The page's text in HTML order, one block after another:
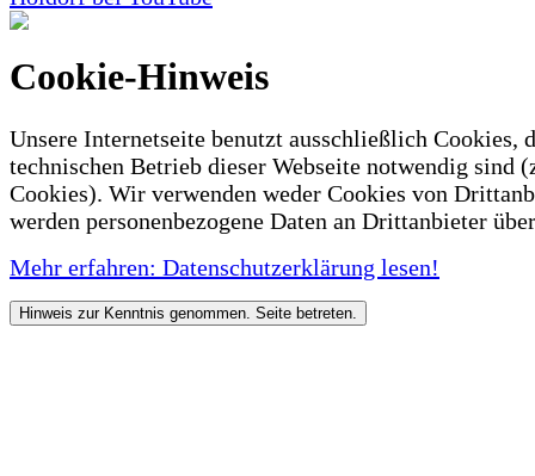
Cookie-Hinweis
Unsere Internetseite benutzt ausschließlich Cookies,
technischen Betrieb dieser Webseite notwendig sind
Cookies). Wir verwenden weder Cookies von
werden personenbezogene Daten an Drittanbieter
Mehr erfahren: Datenschutzerklärung lesen!
Hinweis zur Kenntnis genommen. Seite betreten.